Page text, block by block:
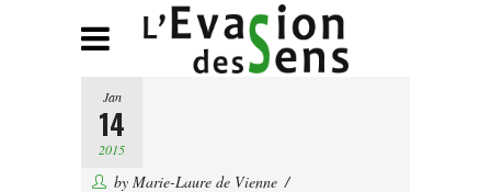
Jan
14
2015
by Marie-Laure de Vienne